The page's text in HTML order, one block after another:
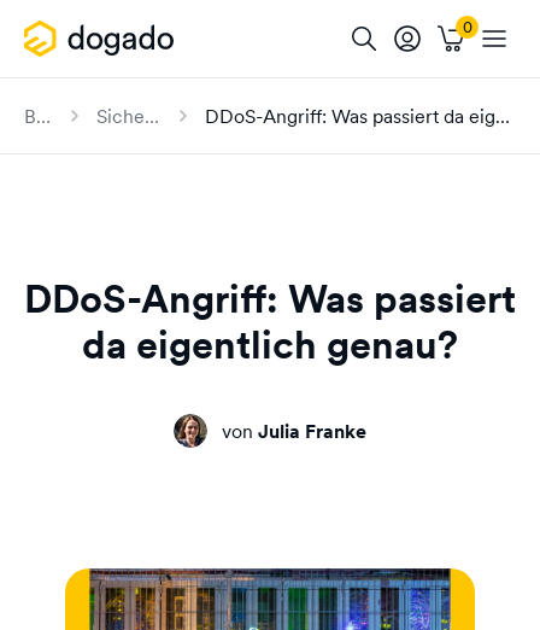
Blog Sicherheit DDoS-Angriff: Was passiert da eigentlich genau?
DDoS-Angriff: Was passiert
da eigentlich genau?
von Julia Franke